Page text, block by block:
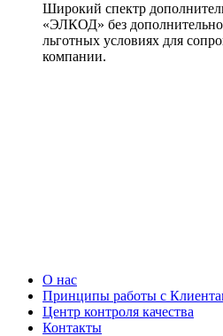
Широкий спектр
«ЭЛКОД» без
льготных условиях для
компании.
О нас
Принципы работы с
Центр контроля качества
Контакты